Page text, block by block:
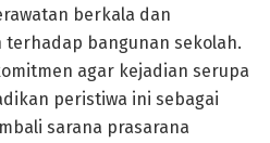
berkala dan
terhadap bangunan sekolah.
agar kejadian serupa
peristiwa ini sebagai
sarana prasarana